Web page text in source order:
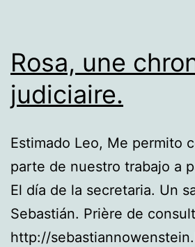
les
lycées
Rosa, une
judiciaire.
Estimado Leo, Me permito
parte de nuestro trabajo a
El día de la secretaria. Un
Sebastián. Prière de
http://